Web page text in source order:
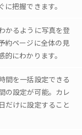
把握できます。
かるように写真を登
約ページに全体の見
にわかります。
間を一括設定できる
の設定が可能。カレ
だけに設定すること